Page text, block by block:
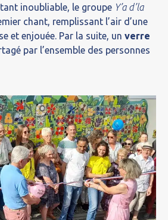
inoubliable, le groupe Y’a d’la
chant, remplissant l’air d’une
et enjouée. Par la suite, un verre
par l’ensemble des personnes